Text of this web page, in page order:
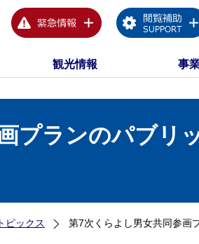
観光情報 事
プランのパブリ
トピックス 第7次くらよし男女共同参画